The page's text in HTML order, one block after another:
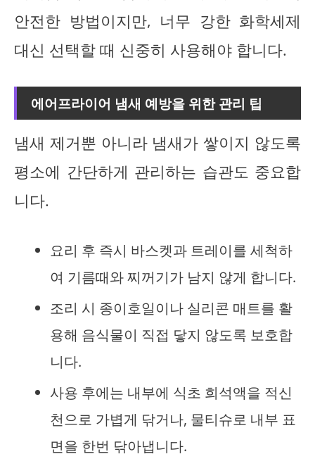
안전한 방법이지만, 너무 강한 화학세제
대신 선택할 때 신중히 사용해야 합니다.
에어프라이어 냄새 예방을 위한 관리 팁
냄새 제거뿐 아니라 냄새가 쌓이지 않도록
평소에 간단하게 관리하는 습관도 중요합
니다.
요리 후 즉시 바스켓과 트레이를 세척하
여 기름때와 찌꺼기가 남지 않게 합니다.
조리 시 종이호일이나 실리콘 매트를 활
용해 음식물이 직접 닿지 않도록 보호합
니다.
사용 후에는 내부에 식초 희석액을 적신
천으로 가볍게 닦거나, 물티슈로 내부 표
면을 한번 닦아냅니다.